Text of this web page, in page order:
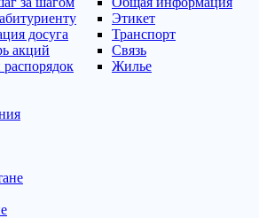
досуга
акций
Этикет
Транспорт
Связь
Жилье